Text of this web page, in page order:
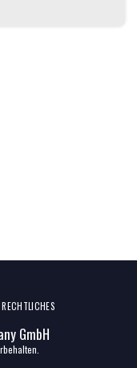
GmbH
RECHTLICHES